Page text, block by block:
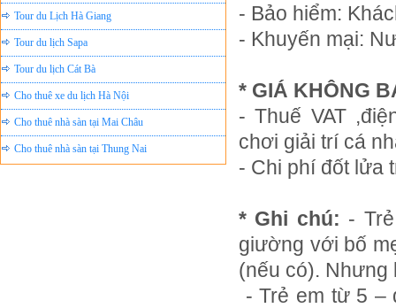
Tour du lịch Sapa
Tour du lịch Cát Bà
Cho thuê xe du lịch Hà Nội
Cho thuê nhà sàn tại Mai Châu
Cho thuê nhà sàn tại Thung Nai
Nhà sàn tại Đảo Dừa Thung Nai
- Bảo hiểm:
- Khuyến mại:
* GIÁ KHÔNG
- Thuế VAT
chơi giải trí cá
- Chi phí đốt lửa
* Ghi chú: -
giường với bố
(nếu có). Nhưng
- Trẻ em từ 5 –